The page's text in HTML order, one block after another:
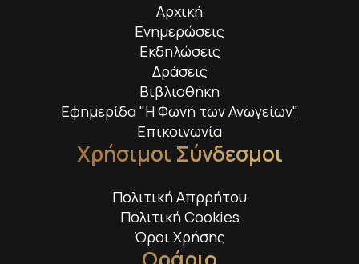
Αρχική
Ενημερώσεις
Εκδηλώσεις
Δράσεις
Βιβλιοθήκη
Εφημερίδα "Η Φωνή των Ανωγείων"
Επικοινωνία
Χρήσιμοι Σύνδεσμοι
Πολιτική Απρρήτου
Πολιτική Cookies
Όροι Χρήσης